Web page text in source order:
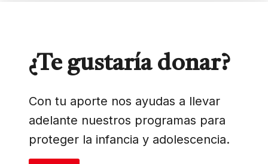
¿Te gustaría donar?
Con tu aporte nos ayudas a llevar
adelante nuestros programas para
proteger la infancia y adolescencia.